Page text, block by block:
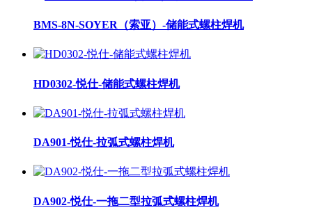
BMS-8N-SOYER（索亚）-储能式螺柱焊机
HD0302-悦仕-储能式螺柱焊机
DA901-悦仕-拉弧式螺柱焊机
DA902-悦仕-一拖二型拉弧式螺柱焊机